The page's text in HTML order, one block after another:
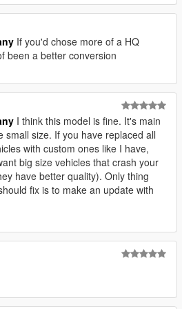
If you'd chose more of a HQ
been a better conversion
I think this model is fine. It's main
small size. If you have replaced all
with custom ones like I have,
big size vehicles that crash your
have better quality). Only thing
fix is to make an update with